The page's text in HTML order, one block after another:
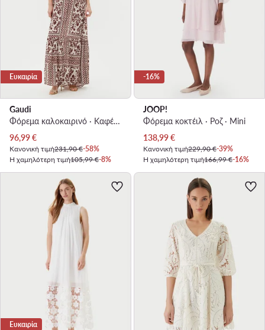
Ευκαιρία
Gaudi
Φόρεμα καλοκαιρινό · Καφέ · Maxi
Τρέχουσα τιμή
96,99€
Κανονική τιμή231,90 €-58%
Η χαμηλότερη τιμή105,99 €-8%
-16%
JOOP!
Φόρεμα κοκτέιλ · Ροζ · Mini
Τρέχουσα τιμή
138,99€
Κανονική τιμή229,90 €-39%
Η χαμηλότερη τιμή166,99 €-16%
Ευκαιρία